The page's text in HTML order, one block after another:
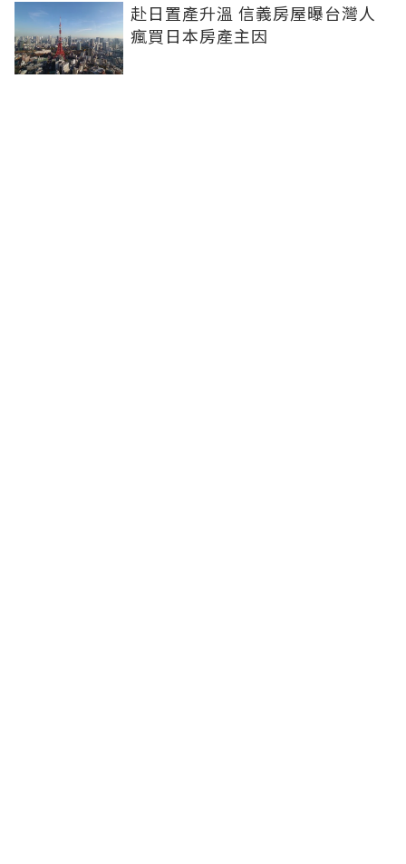
赴日置產升溫 信義房屋曝台灣人
瘋買日本房產主因